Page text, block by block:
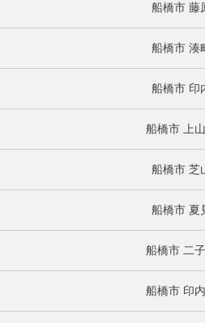
船橋市 藤
船橋市 湊
船橋市 印
船橋市 上
船橋市 芝
船橋市 夏
船橋市 二
船橋市 印